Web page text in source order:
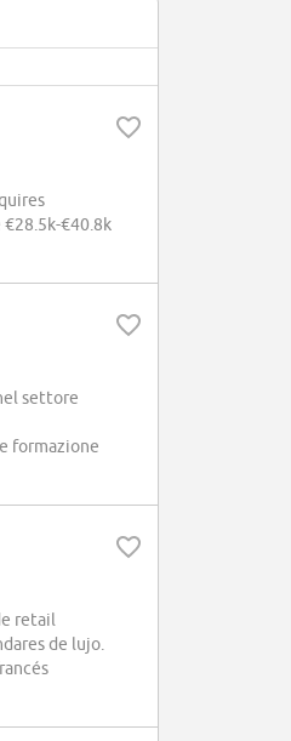
€40.8k
settore
formazione
retail
de lujo.